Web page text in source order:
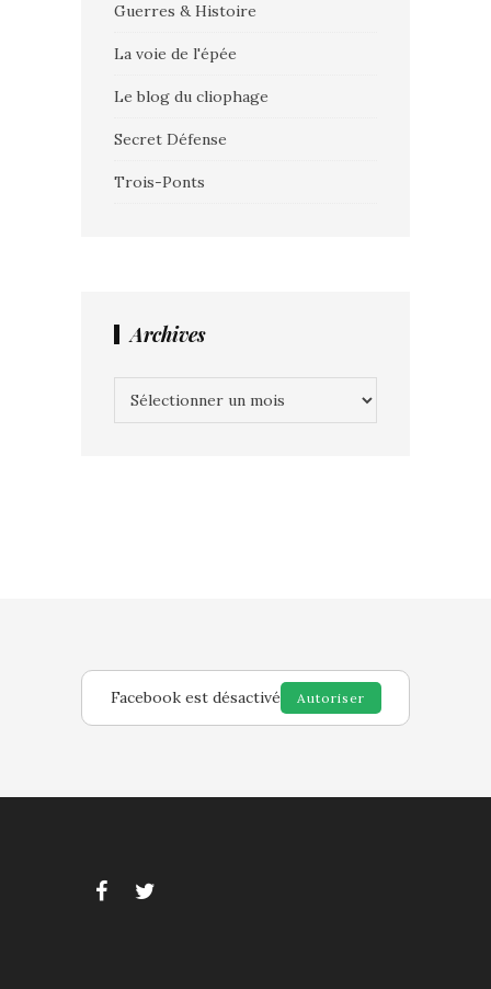
Guerres & Histoire
La voie de l'épée
Le blog du cliophage
Secret Défense
Trois-Ponts
Archives
Facebook est désactivé Autoriser